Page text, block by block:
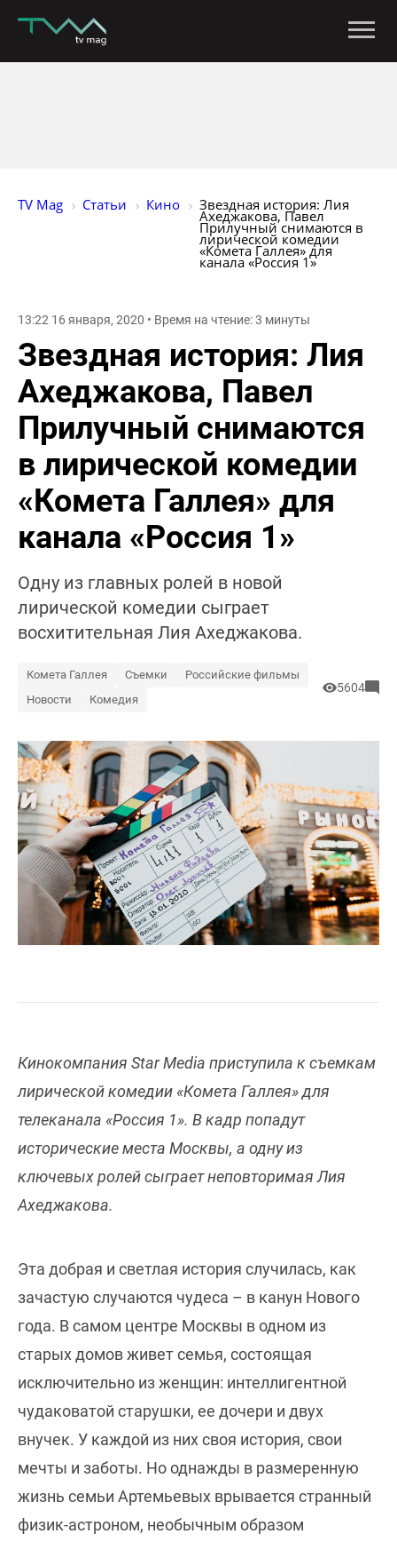
TV Mag Статьи Кино Звездная история: Лия
Ахеджакова, Павел
Прилучный снимаются в
лирической комедии
«Комета Галлея» для
канала «Россия 1»
13:22 16 января, 2020 • Время на чтение: 3 минуты
Звездная история: Лия
Ахеджакова, Павел
Прилучный снимаются
в лирической комедии
«Комета Галлея» для
канала «Россия 1»
Одну из главных ролей в новой
лирической комедии сыграет
восхитительная Лия Ахеджакова.
Комета Галлея Съемки
Российские фильмы
Новости
Комедия
5604
Кинокомпания Star Media приступила к съемкам
лирической комедии «Комета Галлея» для
телеканала «Россия 1». В кадр попадут
исторические места Москвы, а одну из
ключевых ролей сыграет неповторимая Лия
Ахеджакова.
Эта добрая и светлая история случилась, как
зачастую случаются чудеса – в канун Нового
года. В самом центре Москвы в одном из
старых домов живет семья, состоящая
исключительно из женщин: интеллигентной
чудаковатой старушки, ее дочери и двух
внучек. У каждой из них своя история, свои
мечты и заботы. Но однажды в размеренную
жизнь семьи Артемьевых врывается странный
физик-астроном, необычным образом